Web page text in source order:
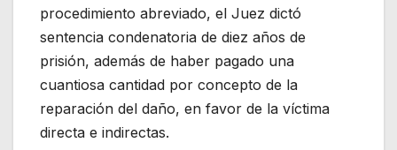
procedimiento abreviado, el Juez dictó
sentencia condenatoria de diez años de
prisión, además de haber pagado una
cuantiosa cantidad por concepto de la
reparación del daño, en favor de la víctima
directa e indirectas.